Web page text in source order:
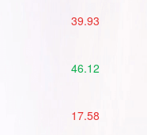
39.93
46.12
17.58